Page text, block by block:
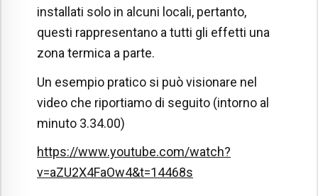
installati solo in alcuni locali, pertanto,
questi rappresentano a tutti gli effetti una
zona termica a parte.
Un esempio pratico si può visionare nel
video che riportiamo di seguito (intorno al
minuto 3.34.00)
https://www.youtube.com/watch?
v=aZU2X4FaOw4&t=14468s